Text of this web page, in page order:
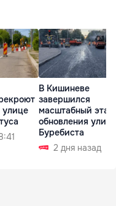
В Кишиневе
завершился
масштабный этап
обновления
Буребиста
2 дня назад